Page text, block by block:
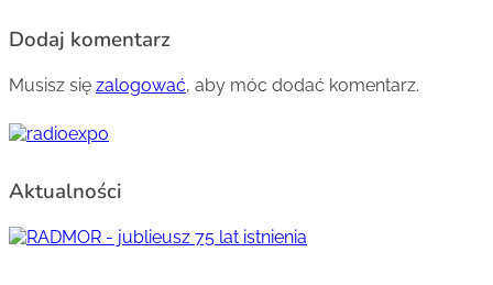
Dodaj komentarz
Musisz się zalogować, aby móc dodać komentarz.
Aktualności